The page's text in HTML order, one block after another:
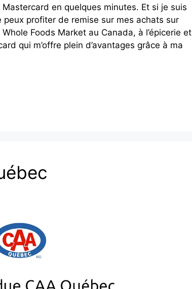
en quelques minutes. Et si je suis
profiter de remise sur mes achats sur
Foods Market au Canada, à l’épicerie et
qui m’offre plein d’avantages grâce à ma